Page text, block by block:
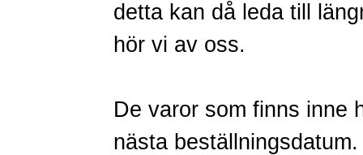
detta kan då leda till
hör vi av oss.
De varor som finns inne
nästa